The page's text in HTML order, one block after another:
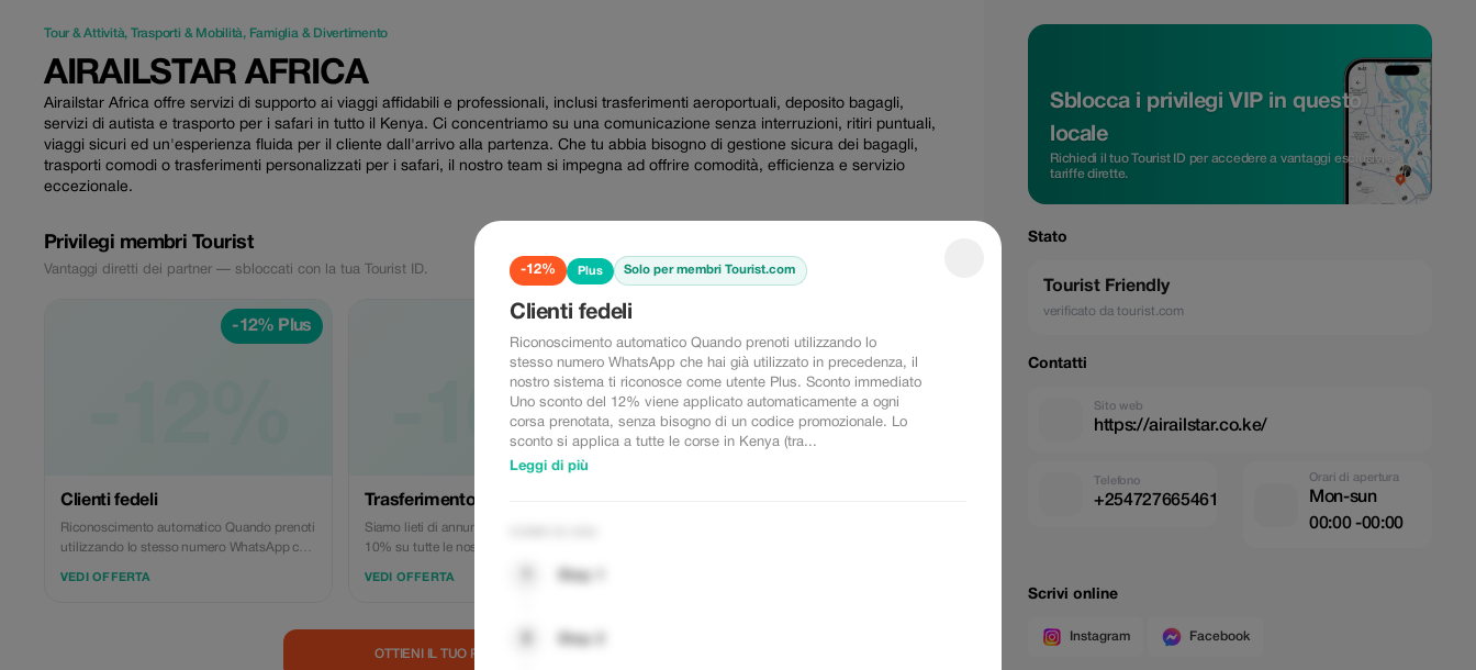
-12% Plus Solo per membri Tourist.com
Clienti fedeli
Riconoscimento automatico Quando prenoti utilizzando lo
stesso numero WhatsApp che hai già utilizzato in precedenza, il
nostro sistema ti riconosce come utente Plus. Sconto immediato
Uno sconto del 12% viene applicato automaticamente a ogni
corsa prenotata, senza bisogno di un codice promozionale. Lo
sconto si applica a tutte le corse in Kenya (tra...
Leggi di più
Tour & Attività, Trasporti & Mobilità, Famiglia & Divertimento
AIRAILSTAR AFRICA
Airailstar Africa offre servizi di supporto ai viaggi affidabili e professionali, inclusi trasferimenti aeroportuali, deposito bagagli,
servizi di autista e trasporto per i safari in tutto il Kenya. Ci concentriamo su una comunicazione senza interruzioni, ritiri puntuali,
viaggi sicuri ed un'esperienza fluida per il cliente dall'arrivo alla partenza. Che tu abbia bisogno di gestione sicura dei bagagli,
trasporti comodi o trasferimenti personalizzati per i safari, il nostro team si impegna ad offrire comodità, efficienza e servizio
eccezionale.
Privilegi membri Tourist
Vantaggi diretti dei partner — sbloccati con la tua Tourist ID.
-12% Plus
Clienti fedeli
Riconoscimento automatico Quando prenoti
utilizzando lo stesso numero WhatsApp che
VEDI OFFERTA
-10%
Trasferimento aeroportuale
Siamo lieti di annunciare uno sconto del
10% su tutte le nostre corse in tutto il
VEDI OFFERTA
OTTIENI IL TUO PASS PER LO SCONTO
Sblocca i privilegi VIP in questo
locale
Richiedi il tuo Tourist ID per accedere a vantaggi esclusivi e
tariffe dirette.
Stato
Tourist Friendly
verificato da tourist.com
Contatti
Sito web
https://airailstar.co.ke/
Telefono
+254727665461
Orari di apertura
Mon-sun
00:00 -00:00
Scrivi online
Instagram Facebook